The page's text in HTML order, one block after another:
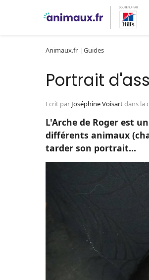
Animaux.fr Guides
Portrait
Ecrit par Joséphine Voisartdans la
L'Arche de Roger est
différents animaux
tarder son portrait...